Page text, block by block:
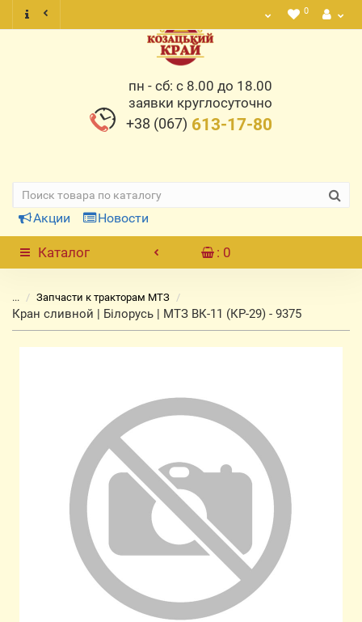
0
пн - сб: с 8.00 до 18.00
заявки круглосуточно
+38 (067) 613-17-80
Акции Новости
Каталог : 0
... Запчасти к тракторам МТЗ
Кран сливной | Білорусь | МТЗ ВК-11 (КР-29) - 9375